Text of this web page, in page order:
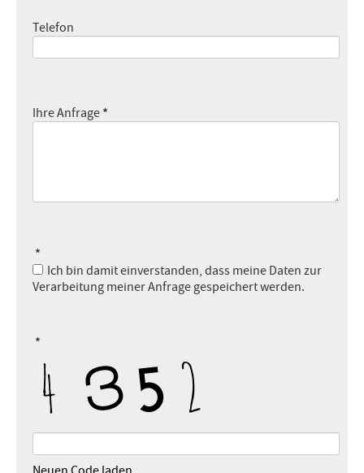
Telefon
Ihre Anfrage *
*
Ich bin damit einverstanden, dass meine Daten zur
Verarbeitung meiner Anfrage gespeichert werden.
*